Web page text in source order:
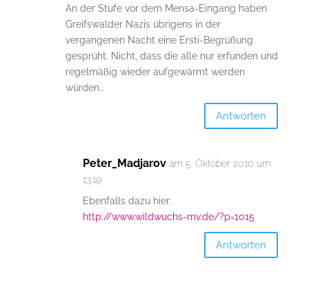
An der Stufe vor dem Mensa-Eingang haben
Greifswalder Nazis übrigens in der
vergangenen Nacht eine Ersti-Begrüßung
gesprüht. Nicht, dass die alle nur erfunden und
regelmäßig wieder aufgewärmt werden
würden…
Antworten
Peter_Madjarov am 5. Oktober 2010 um
13:19
Ebenfalls dazu hier:
http://www.wildwuchs-mv.de/?p=1015
Antworten